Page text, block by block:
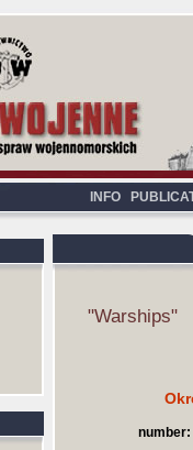
INFO
"Warships"
number: